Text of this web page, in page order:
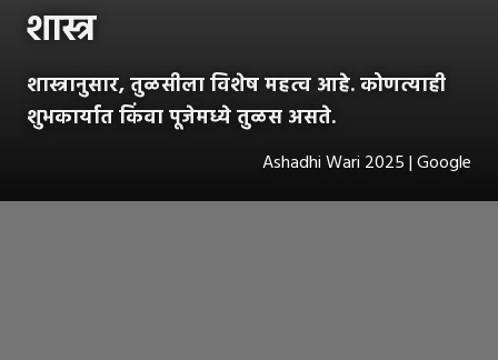
शास्त्र
शास्त्रानुसार, तुळसीला विशेष महत्व आहे. कोणत्याही
शुभकार्यात किंवा पूजेमध्ये तुळस असते.
Ashadhi Wari 2025 | Google